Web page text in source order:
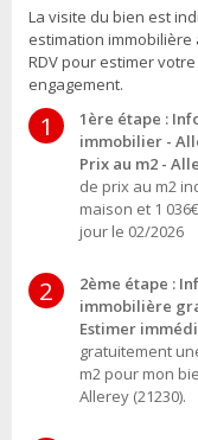
La visite du bien est
estimation immobilière
RDV pour estimer
engagement.
1
1ère étape :
immobilier -
Prix au m2 -
de prix au m2
maison et 1
jour le 02/2026
2
2ème étape :
immobilière
Estimer
gratuitement
m2 pour mon
Allerey (21230).